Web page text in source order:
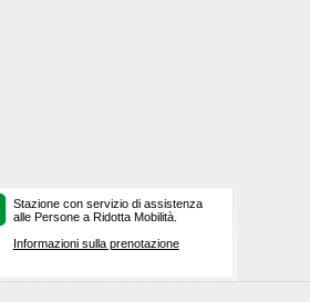
Stazione con servizio di assistenza
alle Persone a Ridotta Mobilità.
Informazioni sulla prenotazione